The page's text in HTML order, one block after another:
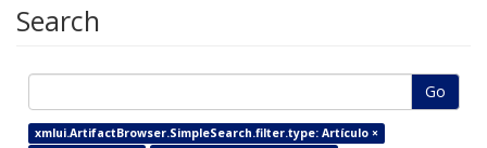
Search
Go
xmlui.ArtifactBrowser.SimpleSearch.filter.type: Artículo ×